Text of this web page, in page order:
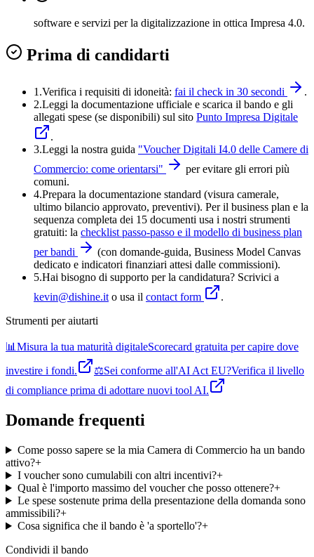
software e servizi per la digitalizzazione in ottica Impresa 4.0.
Prima di candidarti
1.Verifica i requisiti di idoneità: fai il check in 30 secondi
.
2.Leggi la documentazione ufficiale e scarica il bando e gli
allegati spese (se disponibili) sul sito Punto Impresa Digitale
.
3.Leggi la nostra guida "Voucher Digitali I4.0 delle Camere di
Commercio: come orientarsi"
per evitare gli errori più
comuni.
4.Prepara la documentazione standard (visura camerale,
ultimo bilancio approvato, preventivi). Per il business plan e la
sequenza completa dei 15 documenti usa i nostri strumenti
gratuiti: la checklist passo-passo e il modello di business plan
per bandi
(con domande-guida, Business Model Canvas
dedicato e indicatori finanziari attesi dalle commissioni).
5.Hai bisogno di supporto per la candidatura? Scrivici a
kevin@dishine.it o usa il contact form
.
Strumenti per aiutarti
📊 Misura la tua maturità digitaleScorecard gratuita per capire dove
investire i fondi.
⚖️Sei conforme all'AI Act EU?Verifica il livello
di compliance prima di adottare nuovi tool AI.
Domande frequenti
Come posso sapere se la mia Camera di Commercio ha un bando
attivo?+
I voucher sono cumulabili con altri incentivi?+
Qual è l'importo massimo del voucher che posso ottenere?+
Le spese sostenute prima della presentazione della domanda sono
ammissibili?+
Cosa significa che il bando è 'a sportello'?+
Condividi il bando